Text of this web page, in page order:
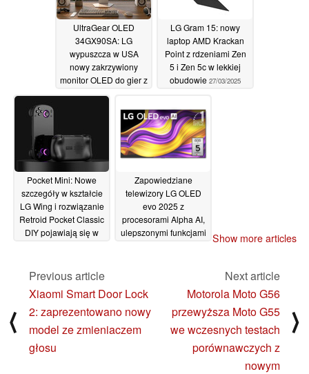
UltraGear OLED
34GX90SA: LG
wypuszcza w USA
nowy zakrzywiony
monitor OLED do gier z
LG Gram 15: nowy
laptop AMD Krackan
Point z rdzeniami Zen
5 i Zen 5c w lekkiej
obudowie 27/03/2025
Pocket Mini: Nowe
szczegóły w kształcie
LG Wing i rozwiązanie
Retroid Pocket Classic
DIY pojawiają się w
20/03/2025
Zapowiedziane
telewizory LG OLED
evo 2025 z
procesorami Alpha AI,
ulepszonymi funkcjami Show more articles
⟨
Previous article
Xiaomi Smart Door Lock
2: zaprezentowano nowy
model ze zmieniaczem
głosu
Next article
Motorola Moto G56
przewyższa Moto G55
we wczesnych testach
porównawczych z
nowym
⟩